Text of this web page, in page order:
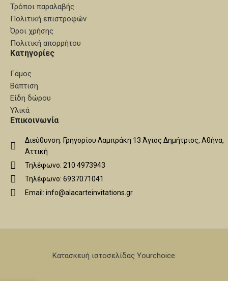
Τρόποι παραλαβής
Πολιτική επιστροφών
Όροι χρήσης
Πολιτική απορρήτου
Κατηγορίες
Γάμος
Βάπτιση
Είδη δώρου
Υλικά
Επικοινωνία
Διεύθυνση: Γρηγορίου Λαμπράκη 13 Άγιος Δημήτριος, Αθήνα,
Αττική
Τηλέφωνο: 210 4973943
Τηλέφωνο: 6937071041
Email: info@alacarteinvitations.gr
Κατασκευή ιστοσελίδας Yourchoice